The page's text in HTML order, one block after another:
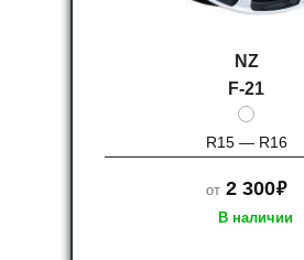
NZ
F-21
R15 — R16
от 2 300руб.
В наличии